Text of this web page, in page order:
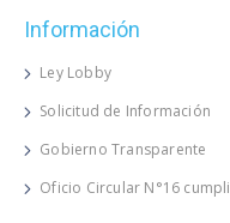
Información
Ley Lobby
Solicitud de Información
Gobierno Transparente
Oficio Circular N°16